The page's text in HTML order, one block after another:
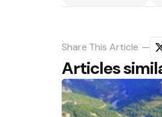
Share This Article
Articles